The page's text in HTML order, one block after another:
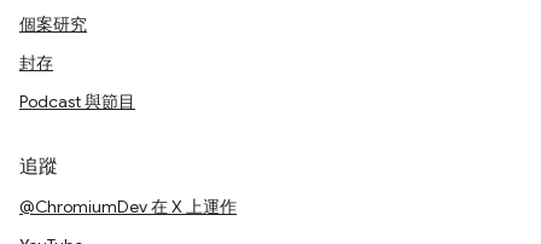
個案研究
封存
Podcast 與節目
追蹤
@ChromiumDev 在 X 上運作